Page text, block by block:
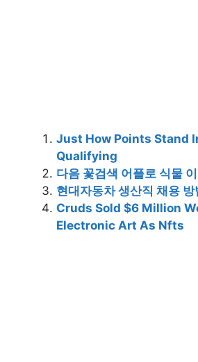
Just How Points Stand
Qualifying
다음 꽃검색 어플로 식물
현대자동차 생산직 채용
Cruds Sold $6 Million
Electronic Art As Nfts